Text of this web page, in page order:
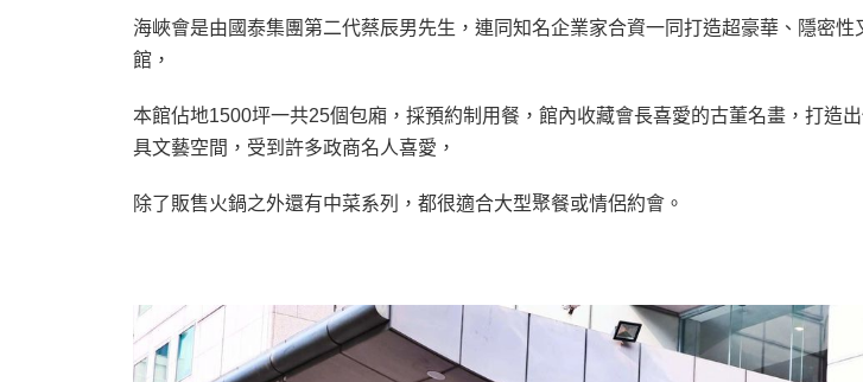
海峽會是由國泰集團第二代蔡辰男先生，連同知名企業家合資一同打造超豪華、隱密性
館，
本館佔地1500坪一共25個包廂，採預約制用餐，館內收藏會長喜愛的古董名畫，打造
具文藝空間，受到許多政商名人喜愛，
除了販售火鍋之外還有中菜系列，都很適合大型聚餐或情侶約會。